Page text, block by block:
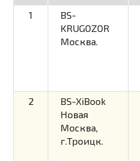
1
BS-
KRUGOZOR
Москва.
2
BS-XiBook
Новая
Москва,
г.Троицк.